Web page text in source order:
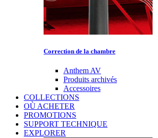
Correction de la chambre
Anthem AV
Produits archivés
Accessoires
COLLECTIONS
OÙ ACHETER
PROMOTIONS
SUPPORT TECHNIQUE
EXPLORER